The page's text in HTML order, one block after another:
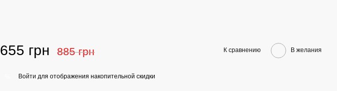
655 грн 885 грн К сравнению В желания
Войти для отображения накопительной скидки